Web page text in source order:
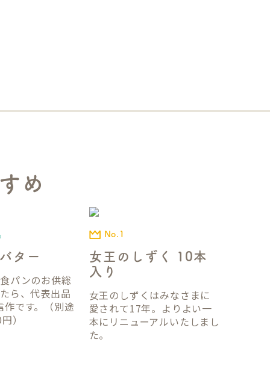
め
ター
パンのお供総
ら、代表出品
作です。（別途
）
女王のしずく 10本
入り
No.1
女王のしずくはみなさまに
愛されて17年。よりよい一
本にリニューアルいたしまし
た。